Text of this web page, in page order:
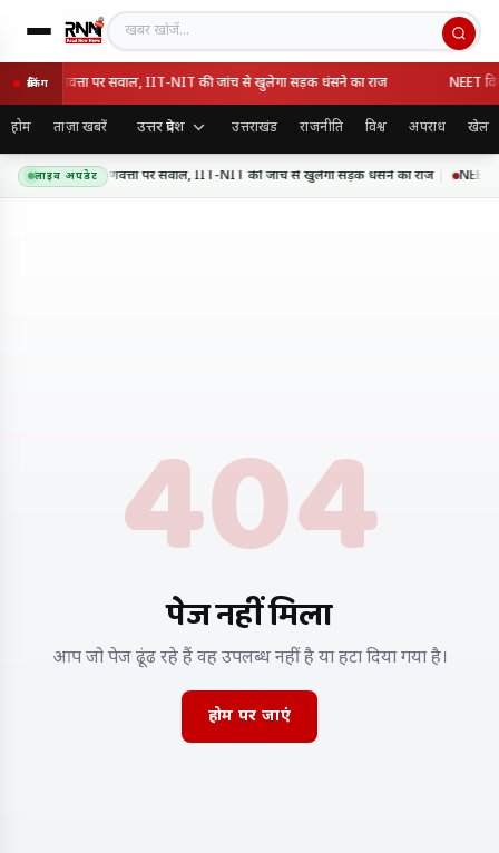
खबर खोजें
ब्रेकिंग
की गुणवत्ता पर सवाल, IIT-NIT की जांच से खुलेगा सड़क धंसने का राज NEET
होम ताज़ा खबरें उत्तर प्रदेश उत्तराखंड राजनीति विश्व अपराध खेल
लाइव अपडेट
एक्सप्रेसवे की गुणवत्ता पर सवाल, IIT-NIT की जांच से खुलेगा सड़क धंसने का राज NEET
404
पेज नहीं मिला
आप जो पेज ढूंढ रहे हैं वह उपलब्ध नहीं है या हटा दिया गया है।
होम पर जाएं